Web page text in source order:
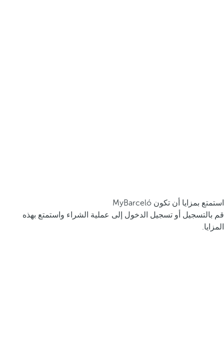
استمتع بمزايا أن تكون MyBarceló
قم بالتسجيل أو تسجيل الدخول إلى عملية الشراء واستمتع بهذه
المزايا.